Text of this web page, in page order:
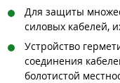
Для защиты
силовых кабелей,
Устройство
соединения
болотистой